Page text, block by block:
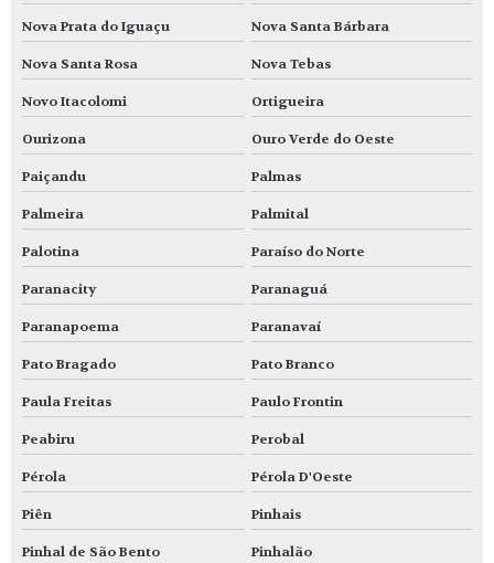
Nova Prata do Iguaçu Nova Santa Bárbara
Nova Santa Rosa Nova Tebas
Novo Itacolomi Ortigueira
Ourizona Ouro Verde do Oeste
Paiçandu Palmas
Palmeira Palmital
Palotina Paraíso do Norte
Paranacity Paranaguá
Paranapoema Paranavaí
Pato Bragado Pato Branco
Paula Freitas Paulo Frontin
Peabiru Perobal
Pérola Pérola D'Oeste
Piên Pinhais
Pinhal de São Bento Pinhalão